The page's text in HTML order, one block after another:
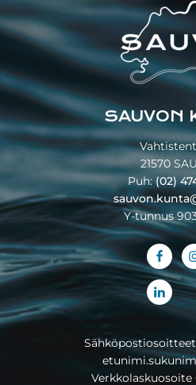
Footer
SAUVON
21570
Puh:(02)
Y-tunnus
Verkkolaskuosoite